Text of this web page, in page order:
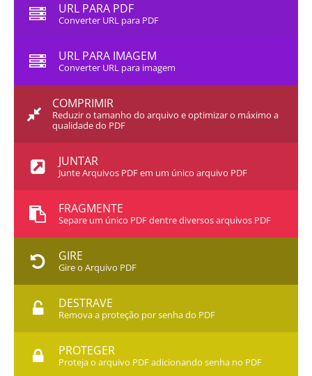
URL PARA PDF
Converter URL para PDF
URL PARA IMAGEM
Converter URL para imagem
COMPRIMIR
Reduzir o tamanho do arquivo e optimizar o máximo a
qualidade do PDF
JUNTAR
Junte Arquivos PDF em um único arquivo PDF
FRAGMENTE
Separe um único PDF dentre diversos arquivos PDF
GIRE
Gire o Arquivo PDF
DESTRAVE
Remova a proteção por senha do PDF
PROTEGER
Proteja o arquivo PDF adicionando senha no PDF